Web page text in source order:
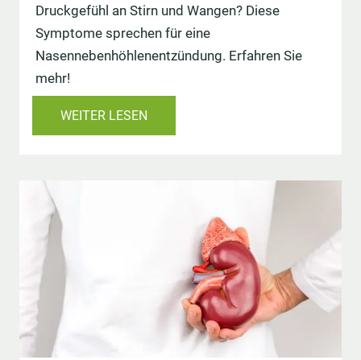
Druckgefühl an Stirn und Wangen? Diese
Symptome sprechen für eine
Nasennebenhöhlenentzündung. Erfahren Sie
mehr!
WEITER LESEN